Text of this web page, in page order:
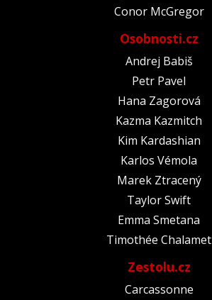
Conor McGregor
Osobnosti.cz
Andrej Babiš
Petr Pavel
Hana Zagorová
Kazma Kazmitch
Kim Kardashian
Karlos Vémola
Marek Ztracený
Taylor Swift
Emma Smetana
Timothée Chalamet
Zestolu.cz
Carcassonne